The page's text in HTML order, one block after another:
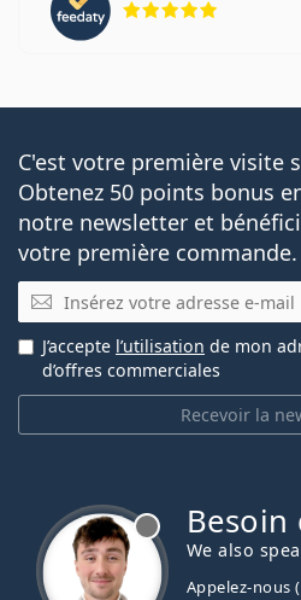
C'est votre première visite
Obtenez 50 points bonus
notre newsletter et
votre première commande.
E-mail
Recevoir la
J’accepte l’utilisation de mon
d’offres commerciales
Besoin
We also
Appelez-nous